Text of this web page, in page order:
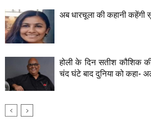
अब धारचूला की कहानी कहेंगी
होली के दिन सतीश कौशिक
चंद घंटे बाद दुनिया को कहा-